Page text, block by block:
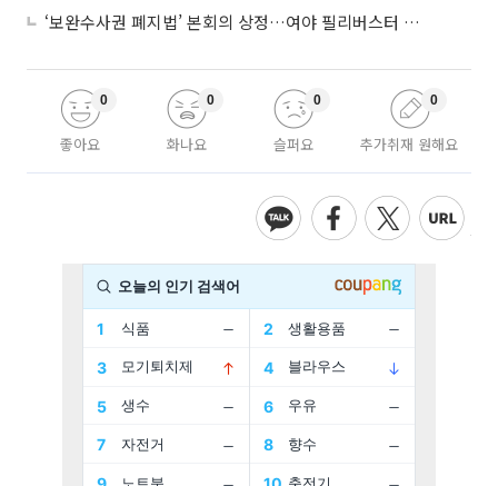
‘보완수사권 폐지법’ 본회의 상정…여야 필리버스터 대치
좋아요
0
화나요
0
슬퍼요
0
추가취재 원해요
0